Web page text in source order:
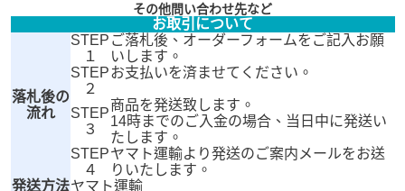
その他問い合わせ先など
お取引について
落札後の
流れ
STEP
１
ご落札後、オーダーフォームをご記入お願
いします。
STEP
２
お支払いを済ませてください。
STEP
３
商品を発送致します。
14時までのご入金の場合、当日中に発送い
たします。
STEP
４
ヤマト運輸より発送のご案内メールをお送
りいたします。
発送方法ヤマト運輸